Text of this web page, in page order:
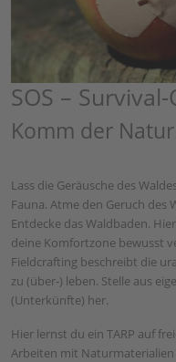
SOS –
Komm der
Lass die Geräusche des
Fauna. Atme den Geruch des
Entdecke das Waldbaden.
deine Komfortzone bewusst
Fieldcrafting beschreibt die
zu (über-) leben. Stelle aus
(Unterkünfte) her.
Hier lernst du ein TARP auf
Arbeiten mit Naturmaterialien